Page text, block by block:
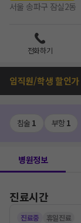
서울 송파구 잠실2동
전화하기
임직원/학생 할인가
침술 1 부항1
병원정보
진료시간
진료중 휴일진료